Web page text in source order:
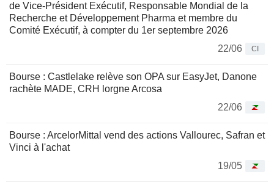
de Vice-Président Exécutif, Responsable Mondial de la
Recherche et Développement Pharma et membre du
Comité Exécutif, à compter du 1er septembre 2026
22/06
CI
Bourse : Castlelake relève son OPA sur EasyJet, Danone
rachète MADE, CRH lorgne Arcosa
22/06
Bourse : ArcelorMittal vend des actions Vallourec, Safran et
Vinci à l'achat
19/05